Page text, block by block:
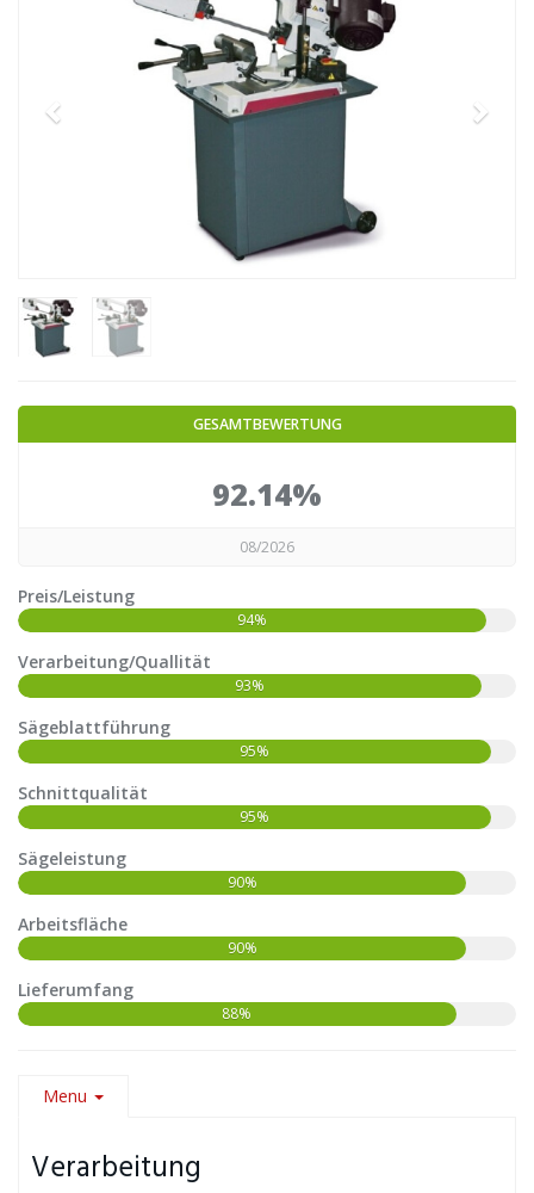
GESAMTBEWERTUNG
92.14%
08/2026
Preis/Leistung
94%
Verarbeitung/Quallität
93%
Sägeblattführung
95%
Schnittqualität
95%
Sägeleistung
90%
Arbeitsfläche
90%
Lieferumfang
88%
Menu
Verarbeitung